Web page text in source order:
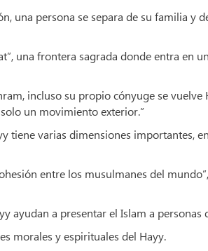
una persona se separa de su familia y
una frontera sagrada donde entra en
incluso su propio cónyuge se
un movimiento exterior.”
tiene varias dimensiones importantes,
entre los musulmanes del
ayudan a presentar el Islam a personas
morales y espirituales del Hayy.